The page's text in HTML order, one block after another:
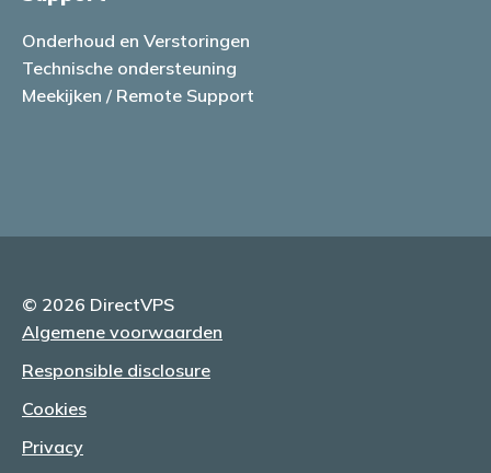
Onderhoud en Verstoringen
Technische ondersteuning
Meekijken / Remote Support
© 2026 DirectVPS
Algemene voorwaarden
Responsible disclosure
Cookies
Privacy